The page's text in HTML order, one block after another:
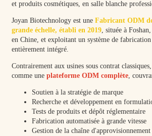
Joyan Biotechnology est une Fabricant ODM
grande échelle, établi en 2019, située à
en Chine, et exploitant un système de fabrication
entièrement intégré.
Contrairement aux usines sous contrat
comme une plateforme ODM complète,
Soutien à la stratégie de marque
Recherche et développement en
Tests de produits et dépôt réglementaire
Fabrication automatisée à grande vitesse
Gestion de la chaîne